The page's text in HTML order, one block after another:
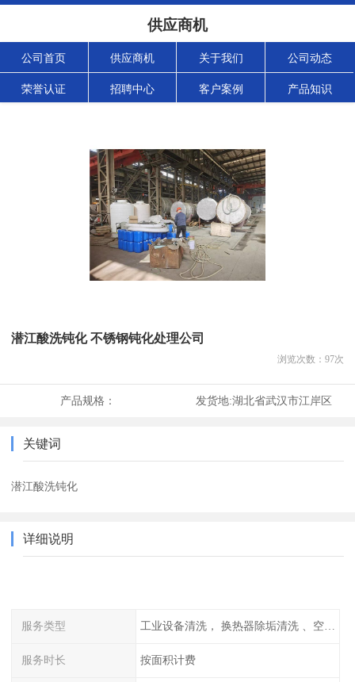
供应商机
公司首页 供应商机 关于我们 公司动态
荣誉认证 招聘中心 客户案例 产品知识
潜江酸洗钝化 不锈钢钝化处理公司
浏览次数： 97次
产品规格： 发货地:湖北省武汉市江岸区
关键词
潜江酸洗钝化
详细说明
服务类型 工业设备清洗， 换热器除垢清洗 、空调清洗等
服务时长 按面积计费